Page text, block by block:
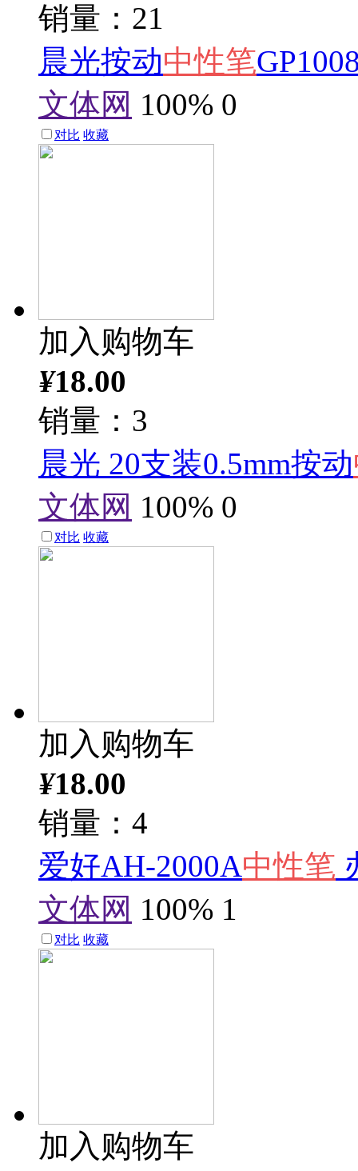
销量：21
晨光按动中性笔
文体网 100% 0
对比 收藏
加入购物车
¥18.00
销量：3
晨光 20支装0.5mm按动
文体网 100% 0
对比 收藏
加入购物车
¥18.00
销量：4
爱好AH-2000A中性笔
文体网 100% 1
对比 收藏
加入购物车